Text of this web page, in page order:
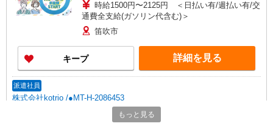
時給1500円〜2125円 ＜日払い有/週払い有/交
通費全支給(ガソリン代含む)＞
笛吹市
キープ 詳細を見る
派遣社員
株式会社kotrio /●MT-H-2086453
＜笛吹市＞小さなデイサービスSTAFF募集≪
週3勤務≫≪夕方退社≫
もっと見る